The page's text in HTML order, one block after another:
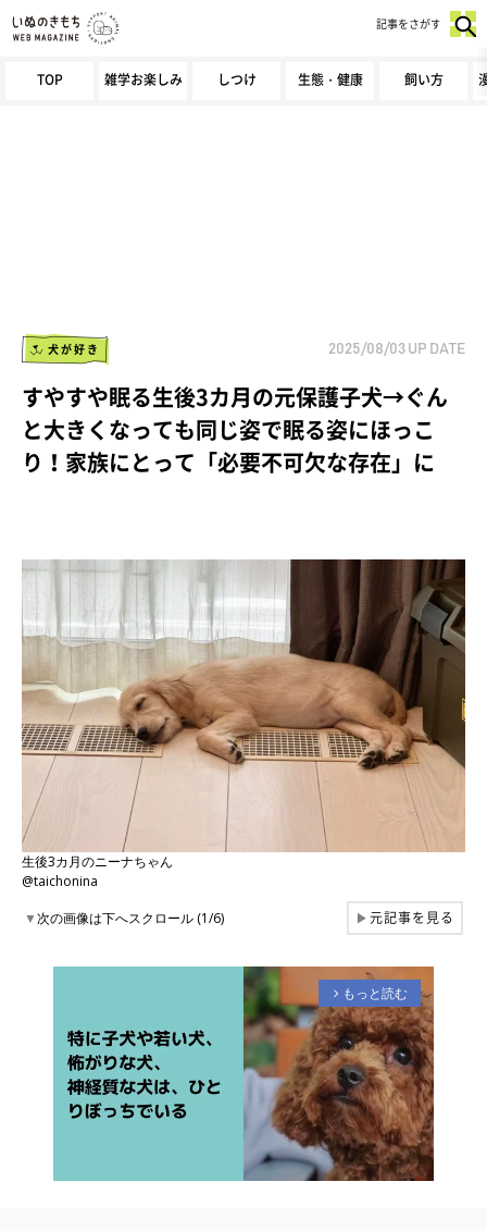
TOP 雑学お楽しみ しつけ 生態・健康 飼い方
記事をさがす
犬が好き 2025/08/03 UP DATE
すやすや眠る生後3カ月の元保護子犬→ぐん
と大きくなっても同じ姿で眠る姿にほっこ
り！家族にとって「必要不可欠な存在」に
生後3カ月のニーナちゃん
@taichonina
▼次の画像は下へスクロール (1/6) ▶元記事を見る
arrow_forward_ios もっと読む